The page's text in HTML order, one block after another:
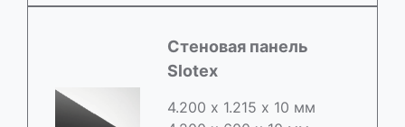
Стеновая панель
Slotex
4.200 х 1.215 х 10 мм